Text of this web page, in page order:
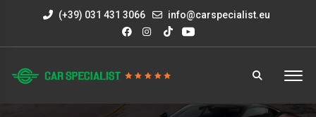
(+39) 031 431 3066 info@carspecialist.eu